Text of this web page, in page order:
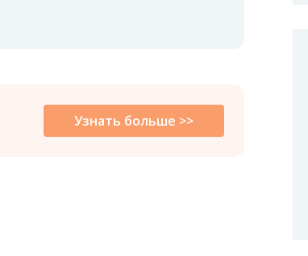
Узнать больше >>